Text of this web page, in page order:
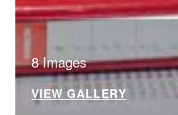
8 Images
VIEW GALLERY